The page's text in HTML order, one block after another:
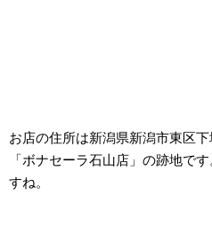
お店の住所は新潟県新潟市東区
「ボナセーラ石山店」の跡地で
すね。